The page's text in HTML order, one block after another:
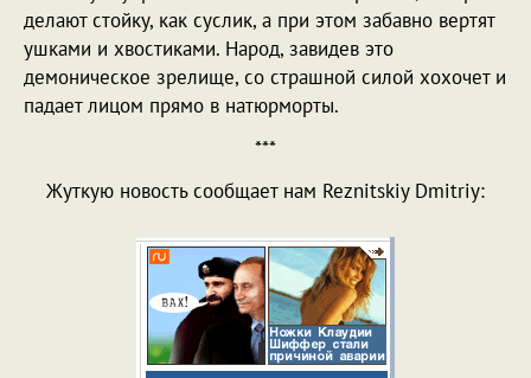
делают стойку, как суслик, а при этом забавно вертят
ушками и хвостиками. Народ, завидев это
демоническое зрелище, со страшной силой хохочет и
падает лицом прямо в натюрморты.
***
Жуткую новость сообщает нам Reznitskiy Dmitriy: